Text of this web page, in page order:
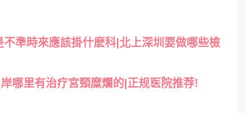
不準時來應該掛什麽科|北上深圳要做哪些檢
哪里有治疗宮頸糜爛的|正规医院推荐!